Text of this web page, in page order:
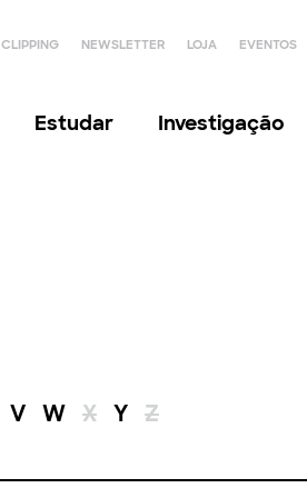
CLIPPING NEWSLETTER LOJA EVENTOS
Estudar Investigação
V W X Y Z